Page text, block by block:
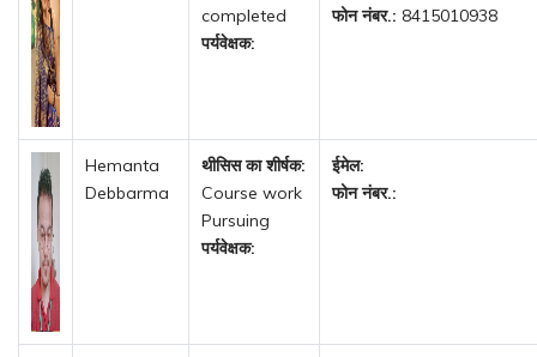
completed
पर्यवेक्षक:
फोन नंबर.: 8415010938
Hemanta
Debbarma
थीसिस का शीर्षक:
Course work
Pursuing
पर्यवेक्षक:
ईमेल:
फोन नंबर.: